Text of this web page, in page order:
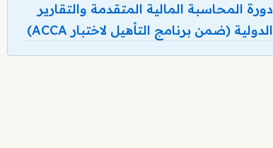
دورة المحاسبة المالية المتقدمة والتقارير
الدولية (ضمن برنامج التأهيل لاختبار ACCA)